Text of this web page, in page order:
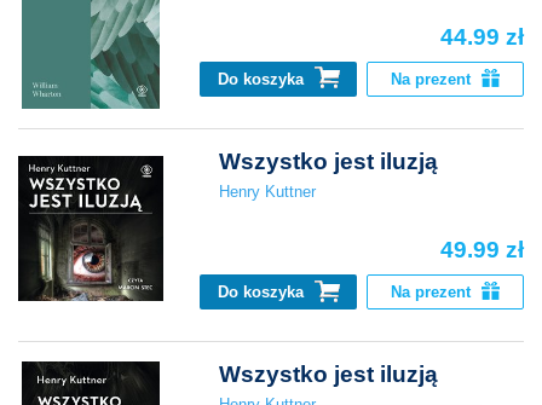
44.99 zł
Do koszyka Na prezent
Wszystko jest iluzją
Henry Kuttner
49.99 zł
Do koszyka Na prezent
Wszystko jest iluzją